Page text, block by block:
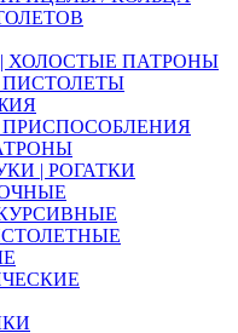
ХОЛОСТЫЕ ПАТРОНЫ
| РОГАТКИ